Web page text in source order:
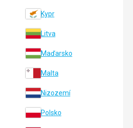
Kypr
Litva
Maďarsko
Malta
Nizozemí
Polsko